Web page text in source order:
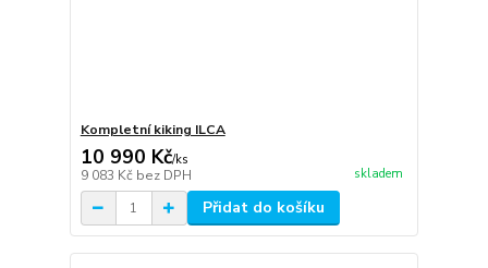
Kompletní kiking ILCA
10 990 Kč/ks
9 083 Kč bez DPH skladem
Přidat do košíku